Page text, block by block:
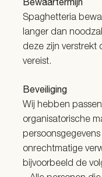
Bewaartermijn
Spaghetteria
langer dan
deze zijn verstrekt
vereist.
Beveiliging
Wij hebben
organisatorische
onrechtmatige
bijvoorbeeld de